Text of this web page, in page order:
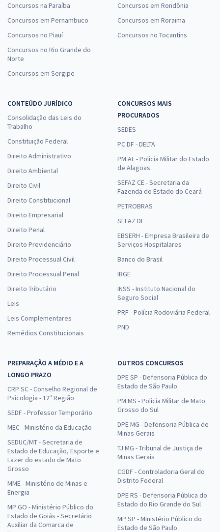
Concursos na Paraíba
Concursos em Pernambuco
Concursos no Piauí
Concursos no Rio Grande do
Norte
Concursos em Sergipe
Concursos em Rondônia
Concursos em Roraima
Concursos no Tocantins
CONTEÚDO JURÍDICO
Consolidação das Leis do
Trabalho
Constituição Federal
Direito Administrativo
Direito Ambiental
Direito Civil
Direito Constitucional
Direito Empresarial
Direito Penal
Direito Previdenciário
Direito Processual Civil
Direito Processual Penal
Direito Tributário
Leis
Leis Complementares
Remédios Constitucionais
CONCURSOS MAIS
PROCURADOS
SEDES
PC DF - DELTA
PM AL - Polícia Militar do Estado
de Alagoas
SEFAZ CE - Secretaria da
Fazenda do Estado do Ceará
PETROBRAS
SEFAZ DF
EBSERH - Empresa Brasileira de
Serviços Hospitalares
Banco do Brasil
IBGE
INSS - Instituto Nacional do
Seguro Social
PRF - Polícia Rodoviária Federal
PND
PREPARAÇÃO A MÉDIO E A
LONGO PRAZO
CRP SC - Conselho Regional de
Psicologia - 12ª Região
SEDF - Professor Temporário
MEC - Ministério da Educação
SEDUC/MT - Secretaria de
Estado de Educação, Esporte e
Lazer do estado de Mato
Grosso
MME - Ministério de Minas e
Energia
MP GO - Ministério Público do
Estado de Goiás - Secretário
Auxiliar da Comarca de
OUTROS CONCURSOS
DPE SP - Defensoria Pública do
Estado de São Paulo
PM MS - Polícia Militar de Mato
Grosso do Sul
DPE MG - Defensoria Pública de
Minas Gerais
TJ MG - Tribunal de Justiça de
Minas Gerais
CGDF - Controladoria Geral do
Distrito Federal
DPE RS - Defensoria Pública do
Estado do Rio Grande do Sul
MP SP - Ministério Público do
Estado de São Paulo